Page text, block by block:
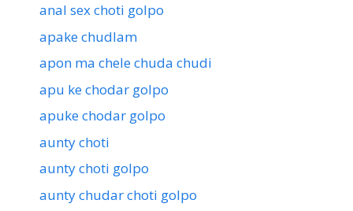
anal sex choti golpo
apake chudlam
apon ma chele chuda chudi
apu ke chodar golpo
apuke chodar golpo
aunty choti
aunty choti golpo
aunty chudar choti golpo